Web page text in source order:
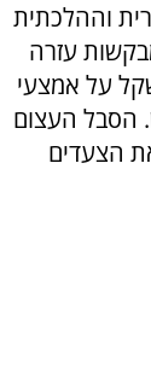
וההלכתית
עזרה
על אמצעי
הסבל העצום
הצעדים